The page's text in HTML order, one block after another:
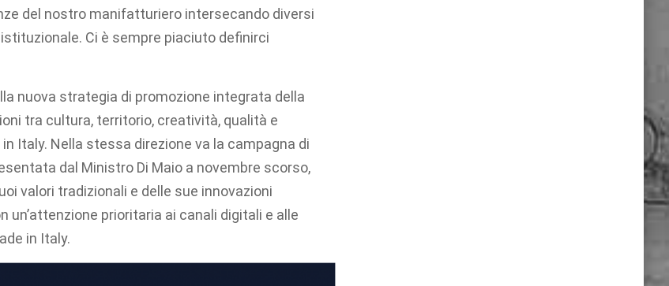
del nostro manifatturiero intersecando diversi
Ci è sempre piaciuto definirci
nuova strategia di promozione integrata della
tra cultura, territorio, creatività, qualità e
Italy. Nella stessa direzione va la campagna di
dal Ministro Di Maio a novembre scorso,
valori tradizionali e delle sue innovazioni
un’attenzione prioritaria ai canali digitali e alle
in Italy.